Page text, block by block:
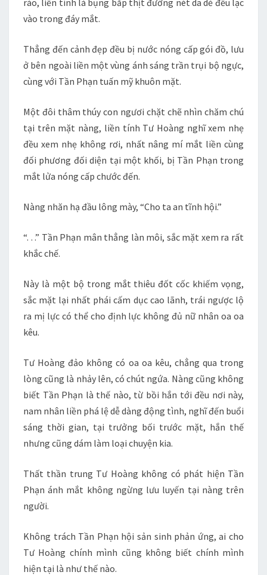
ráo, liền tính là bụng bắp thịt đường nét da dẻ đều lạc
vào trong đáy mắt.
Thẳng đến cảnh đẹp đều bị nước nóng cấp gói đồ, lưu
ở bên ngoài liền một vùng ánh sáng trần trụi bộ ngực,
cùng với Tần Phạn tuấn mỹ khuôn mặt.
Một đôi thâm thúy con ngươi chặt chẽ nhìn chăm chú
tại trên mặt nàng, liền tính Tư Hoàng nghĩ xem nhẹ
đều xem nhẹ không rơi, nhất nâng mí mắt liền cùng
đối phương đối diện tại một khối, bị Tần Phạn trong
mắt lửa nóng cấp chước đến.
Nàng nhăn hạ đầu lông mày, “Cho ta an tĩnh hội.”
“. . .” Tần Phạn mân thẳng làn môi, sắc mặt xem ra rất
khắc chế.
Này là một bộ trong mắt thiêu đốt cốc khiếm vọng,
sắc mặt lại nhất phái cấm dục cao lãnh, trái ngược lộ
ra mị lực có thể cho định lực không đủ nữ nhân oa oa
kêu.
Tư Hoàng đảo không có oa oa kêu, chẳng qua trong
lòng cũng là nhảy lên, có chút ngứa. Nàng cũng không
biết Tần Phạn là thế nào, từ bồi hắn tới đều nơi này,
nam nhân liền phá lệ dễ dàng động tình, nghĩ đến buổi
sáng thời gian, tại trưởng bối trước mặt, hắn thế
nhưng cũng dám làm loại chuyện kia.
Thất thần trung Tư Hoàng không có phát hiện Tần
Phạn ánh mắt không ngừng lưu luyến tại nàng trên
người.
Không trách Tần Phạn hội sản sinh phản ứng, ai cho
Tư Hoàng chính mình cũng không biết chính mình
hiện tại là như thế nào.